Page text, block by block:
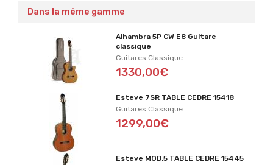
Dans la même gamme
Alhambra 5P CW E8 Guitare
classique
Guitares Classique
1330,00€
Esteve 7SR TABLE CEDRE 15418
Guitares Classique
1299,00€
Esteve MOD.5 TABLE CEDRE 15445